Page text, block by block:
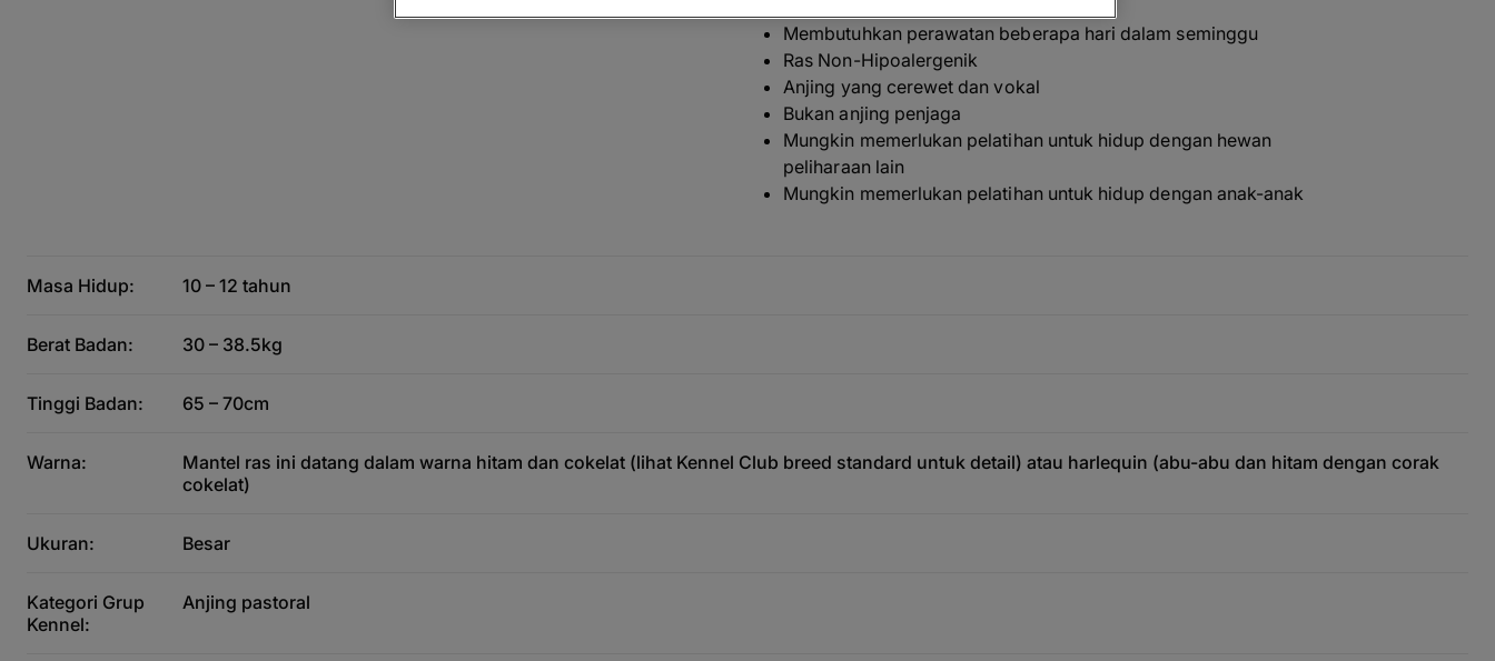
Membutuhkan perawatan beberapa hari dalam seminggu
Ras Non-Hipoalergenik
Anjing yang cerewet dan vokal
Bukan anjing penjaga
Mungkin memerlukan pelatihan untuk hidup dengan hewan
peliharaan lain
Mungkin memerlukan pelatihan untuk hidup dengan anak-anak
Masa Hidup: 10 – 12 tahun
Berat Badan: 30 – 38.5kg
Tinggi Badan: 65 – 70cm
Warna:
Mantel ras ini datang dalam warna hitam dan cokelat (lihat Kennel Club breed standard untuk detail) atau harlequin (abu-abu dan hitam dengan corak
cokelat)
Ukuran: Besar
Kategori Grup
Kennel:
Anjing pastoral